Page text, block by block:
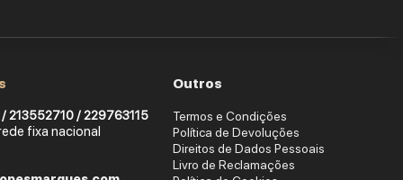
213552710 /229763115
fixa nacional
Outros
Termos e Condições
Política de Devoluções
Direitos de Dados Pessoais
Livro de Reclamações